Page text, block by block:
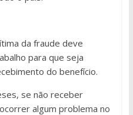
da fraude deve
para que seja
do benefício.
se não receber
algum problema no